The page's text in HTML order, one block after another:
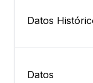
Datos
Datos